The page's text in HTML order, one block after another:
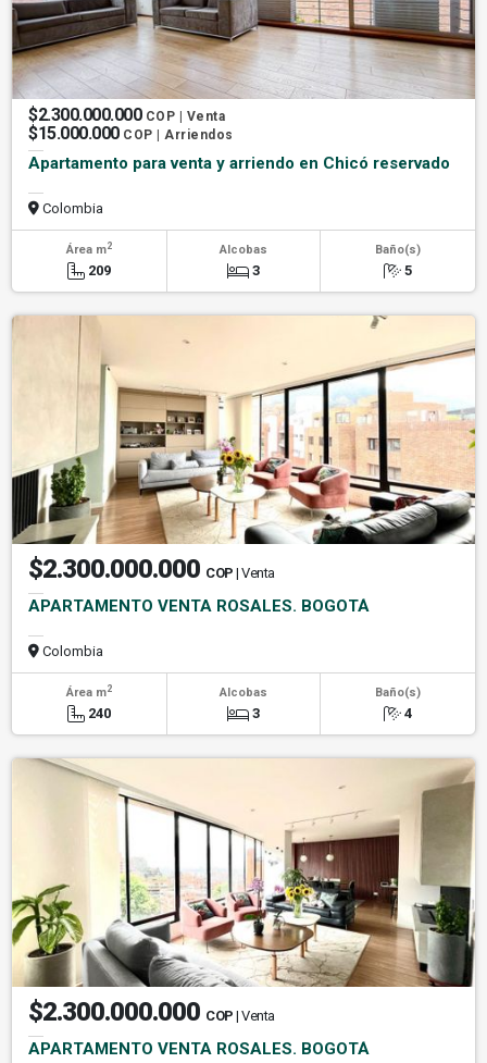
$2.300.000.000 COP | Venta
$15.000.000 COP | Arriendos
Apartamento para venta y arriendo en Chicó reservado
Colombia
Área m2
209
Alcobas
3
Baño(s)
5
$2.300.000.000 COP | Venta
APARTAMENTO VENTA ROSALES. BOGOTÁ
Colombia
Área m2
240
Alcobas
3
Baño(s)
4
$2.300.000.000 COP | Venta
APARTAMENTO VENTA ROSALES. BOGOTÁ